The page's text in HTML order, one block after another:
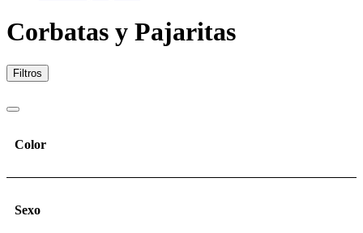
Corbatas y Pajaritas
Filtros
Color
Sexo